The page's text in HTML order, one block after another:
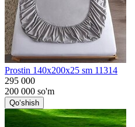
Prostin 140x200x25 sm 11314
295 000
200 000 so'm
Qo‘shish